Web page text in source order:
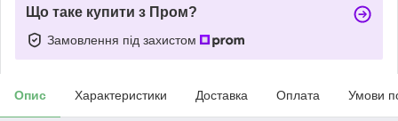
Що таке купити з Пром?
Замовлення під захистом
Опис Характеристики Доставка Оплата Умови